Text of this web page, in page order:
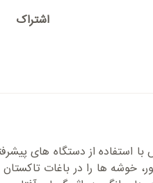
اشتراک
استفاده از دستگاه های
خوشه ها را در باغات